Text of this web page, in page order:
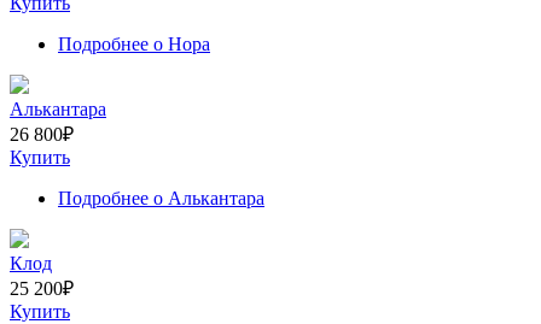
Подробнее о Нора
Алькантара
26 800₽
Купить
Подробнее о Алькантара
Клод
25 200₽
Купить